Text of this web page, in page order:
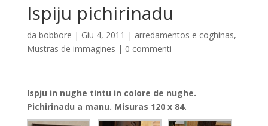
Ispiju pichirinadu
da bobbore | Giu 4, 2011 | arredamentos e coghinas,
Mustras de immagines | 0 commenti
Ispju in nughe tintu in colore de nughe.
Pichirinadu a manu. Misuras 120 x 84.